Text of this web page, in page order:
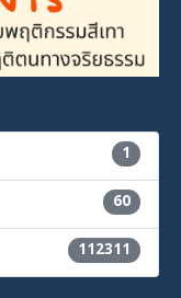
1
60
112311